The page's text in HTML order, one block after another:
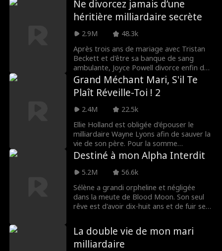
qui lui ont fait du tort, en commençant
par gagner le Mega Ball! Vient ensuite
Elijah Snyder, une avocate qui semble
avoir son meilleur intérêt à l'esprit, mais il
y a juste quelque chose en lui… cela
semble trop familier.
Ne divorcez jamais d’une
héritière milliardaire secrète
2.9M
48.3k
Après trois ans de mariage avec Tristan
Beckett et d'être sa banque de sang
ambulante, Joyce Powell divorce enfin de
lui ! Tristan pensait que Joyce était une
fille vaniteuse qui l'avait épousé pour son
argent, mais il ne savait pas qu'elle était
une héritière secrète milliardaire ! Est-ce
que Tristan regagnera le cœur de Joyce ?
Ou est-ce qu'elle tombera pour un jeune
et mignon William Pope ?
Grand Méchant Mari, S'il Te
Plaît Réveille-Toi ! 2
2.4M
22.5k
Ellie Holland est obligée d'épouser le
milliardaire Wayne Lyons afin de sauver la
vie de son père. Pour la somme
considérable de cinq millions de dollars,
Ellie s'est vendue à la famille Lyons avec la
promesse de donner naissance à un
Lyons est dans le coma !
Destiné à mon Alpha Interdit
5.2M
56.6k
Sélène a grandi orpheline et négligée
dans la meute de Blood Moon. Son seul
rêve est d'avoir dix-huit ans et de fuir ses
bientôt Selene découvre que son
compagnon est Alpha Jackson de Blood
La double vie de mon mari
milliardaire